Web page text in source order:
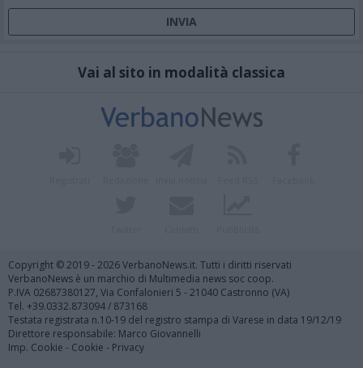
Vai al sito in modalità classica
Copyright © 2019 - 2026 VerbanoNews.it. Tutti i diritti riservati
VerbanoNews è un marchio di Multimedia news soc coop.
P.IVA 02687380127, Via Confalonieri 5 - 21040 Castronno (VA)
Tel. +39.0332.873094 / 873168
Testata registrata n.10-19 del registro stampa di Varese in data 19/12/19
Direttore responsabile: Marco Giovannelli
Imp. Cookie - Cookie - Privacy